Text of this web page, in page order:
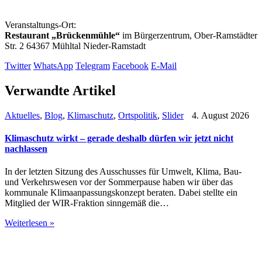
Veranstaltungs-Ort:
Restaurant „Brückenmühle“ im Bürgerzentrum, Ober-Ramstädter
Str. 2 64367 Mühltal Nieder-Ramstadt
Twitter WhatsApp Telegram Facebook E-Mail
Verwandte Artikel
Aktuelles, Blog, Klimaschutz, Ortspolitik, Slider 4. August 2026
Klimaschutz wirkt – gerade deshalb dürfen wir jetzt nicht
nachlassen
In der letzten Sitzung des Ausschusses für Umwelt, Klima, Bau-
und Verkehrswesen vor der Sommerpause haben wir über das
kommunale Klimaanpassungskonzept beraten. Dabei stellte ein
Mitglied der WIR-Fraktion sinngemäß die…
Weiterlesen »